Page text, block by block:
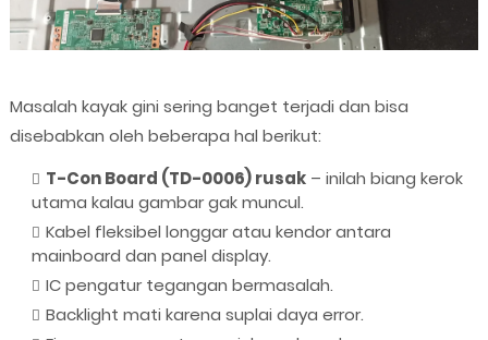
Masalah kayak gini sering banget terjadi dan bisa
disebabkan oleh beberapa hal berikut:
T-Con Board (TD-0006) rusak– inilah biang kerok
utama kalau gambar gak muncul.
Kabel fleksibel longgar atau kendor antara
mainboard dan panel display.
IC pengatur tegangan bermasalah.
Backlight mati karena suplai daya error.